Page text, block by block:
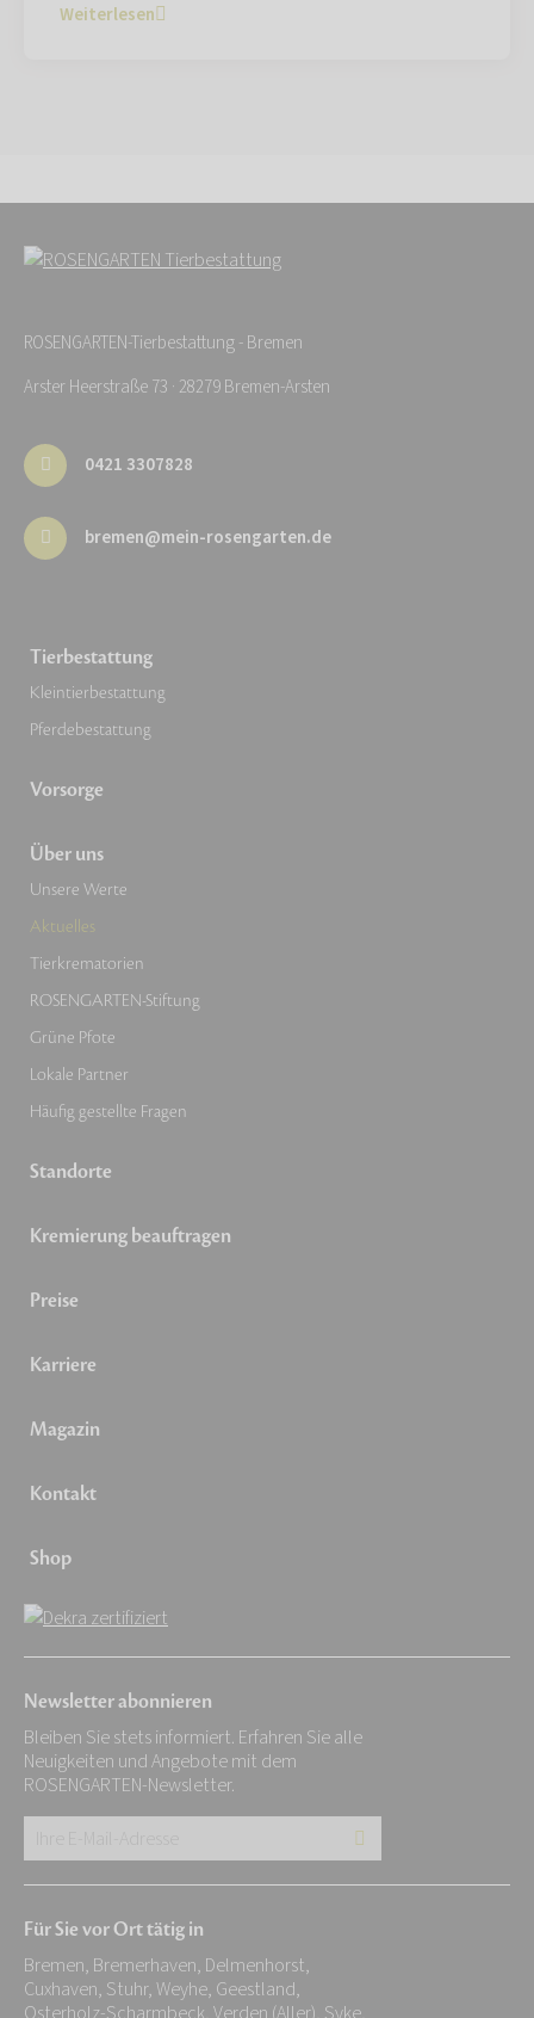
Weiterlesen
ROSENGARTEN-Tierbestattung - Bremen
Arster Heerstraße 73 · 28279 Bremen-Arsten
0421 3307828
bremen@mein-rosengarten.de
Tierbestattung
Kleintierbestattung
Pferdebestattung
Vorsorge
Über uns
Unsere Werte
Aktuelles
Tierkrematorien
ROSENGARTEN-Stiftung
Grüne Pfote
Lokale Partner
Häufig gestellte Fragen
Standorte
Kremierung beauftragen
Preise
Karriere
Magazin
Kontakt
Shop
Newsletter abonnieren
Bleiben Sie stets informiert. Erfahren Sie alle
Neuigkeiten und Angebote mit dem
ROSENGARTEN-Newsletter.
E-
Adresse:
*
Für Sie vor Ort tätig in
Bremen, Bremerhaven, Delmenhorst,
Cuxhaven, Stuhr, Weyhe, Geestland,